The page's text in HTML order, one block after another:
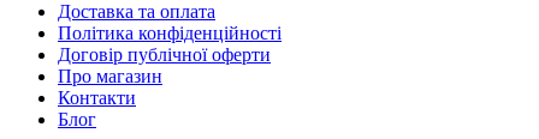
Доставка та оплата
Політика конфіденційності
Договір публічної оферти
Про магазин
Контакти
Блог